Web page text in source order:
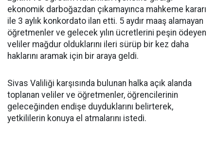
ekonomik darboğazdan çıkamayınca mahkeme kararı
ile 3 aylık konkordato ilan etti. 5 aydır maaş alamayan
öğretmenler ve gelecek yılın ücretlerini peşin ödeyen
veliler mağdur olduklarını ileri sürüp bir kez daha
haklarını aramak için bir araya geldi.
Sivas Valiliği karşısında bulunan halka açık alanda
toplanan veliler ve öğretmenler, öğrencilerinin
geleceğinden endişe duyduklarını belirterek,
yetkililerin konuya el atmalarını istedi.